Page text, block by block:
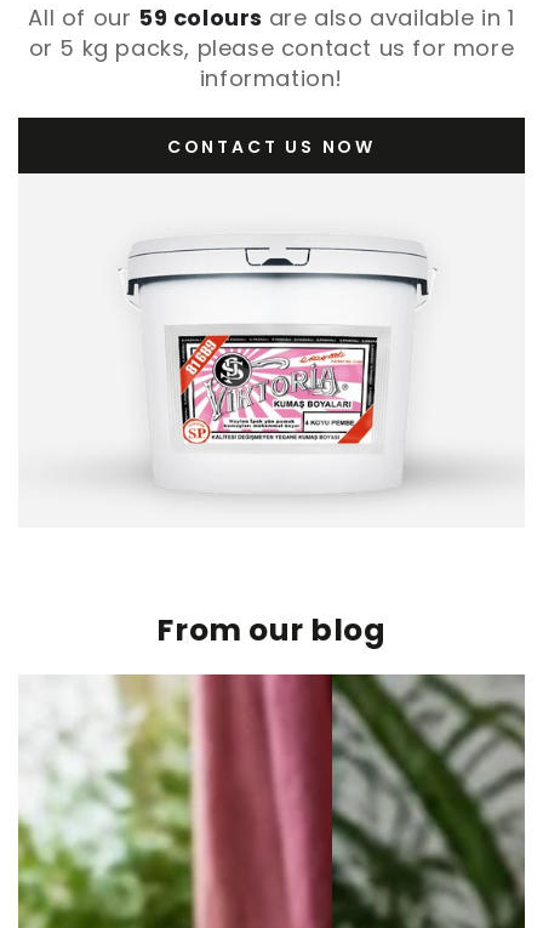
All of our 59 colours are also available in 1
or 5 kg packs, please contact us for more
information!
CONTACT US NOW
From our blog